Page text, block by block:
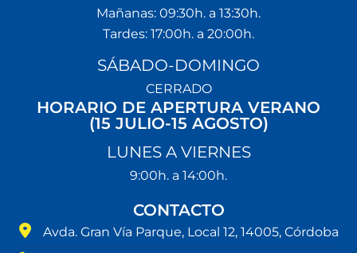
Mañanas: 09:30h. a 13:30h.
Tardes: 17:00h. a 20:00h.
SÁBADO-DOMINGO
CERRADO
HORARIO DE APERTURA VERANO
(15 JULIO-15 AGOSTO)
LUNES A VIERNES
9:00h. a 14:00h.
CONTACTO
Avda. Gran Vía Parque, Local 12, 14005, Córdoba